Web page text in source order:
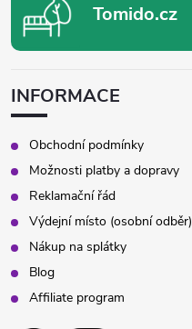
Tomido.cz
INFORMACE
Obchodní podmínky
Možnosti platby a dopravy
Reklamační řád
Výdejní místo (osobní odběr)
Nákup na splátky
Blog
Affiliate program